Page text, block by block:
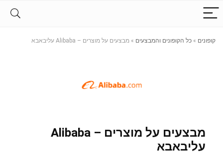
קופונים » כל הקופונים והמבצעים » מבצעים על מוצרים – Alibaba עליבאבא
מבצעים על מוצרים – Alibaba
עליבאבא